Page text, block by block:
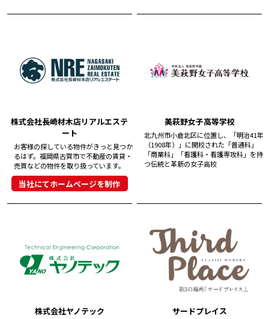
株式会社長崎材木店リアルエステ
ート
お客様の探している物件がきっと見つか
るはず。福岡県古賀市で不動産の賃貸・
売買などの物件を取り扱っています。
当社にてホームページを制作
美萩野女子高等学校
北九州市小倉北区に位置し、「明治41年
（1908年）」に開校された「普通科」
「商業科」「看護科・看護専攻科」を持
つ伝統と革新の女子高校
株式会社ヤノテック サードプレイス